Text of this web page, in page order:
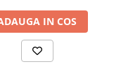
IN COS